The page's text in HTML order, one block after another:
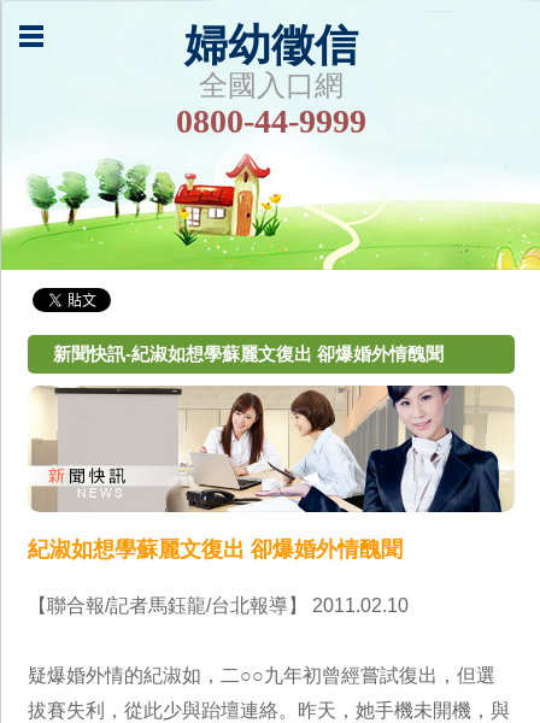
婦幼徵信
全國入口網
0800-44-9999
新聞快訊-紀淑如想學蘇麗文復出 卻爆婚外情醜聞‎
紀淑如想學蘇麗文復出 卻爆婚外情醜聞‎
【聯合報/記者馬鈺龍/台北報導】 2011.02.10
疑爆婚外情的紀淑如，二○○九年初曾經嘗試復出，但選
拔賽失利，從此少與跆壇連絡。昨天，她手機未開機，與